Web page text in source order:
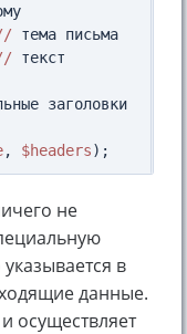
текст
заголовки
, $headers
не
в
данные.
осуществляет